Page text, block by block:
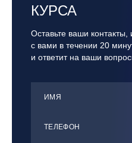
КУРСА
Оставьте ваши
с вами в течении 20
и ответит на ваши
ИМЯ
ТЕЛЕФОН